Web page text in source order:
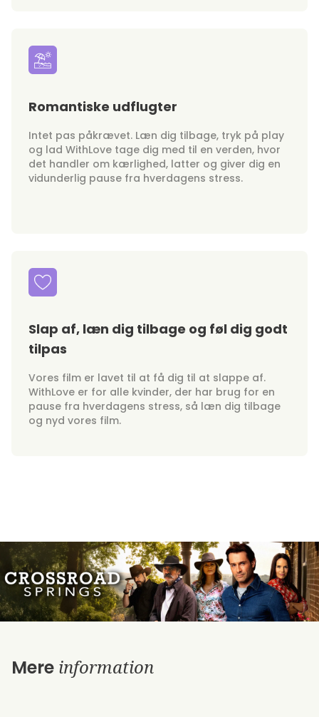
Romantiske udflugter
Intet pas påkrævet. Læn dig tilbage, tryk på play
og lad WithLove tage dig med til en verden, hvor
det handler om kærlighed, latter og giver dig en
vidunderlig pause fra hverdagens stress.
Slap af, læn dig tilbage og føl dig godt
tilpas
Vores film er lavet til at få dig til at slappe af.
WithLove er for alle kvinder, der har brug for en
pause fra hverdagens stress, så læn dig tilbage
og nyd vores film.
Mere information